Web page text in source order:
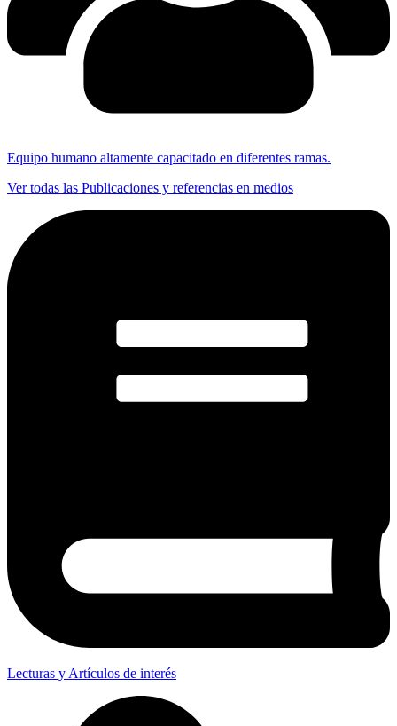
Equipo humano altamente capacitado en diferentes ramas.
Ver todas las Publicaciones y referencias en medios
Lecturas y Artículos de interés